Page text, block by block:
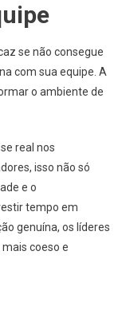
se não consegue
com sua equipe. A
o ambiente de
real nos
isso não só
e o
tempo em
genuína, os líderes
coeso e